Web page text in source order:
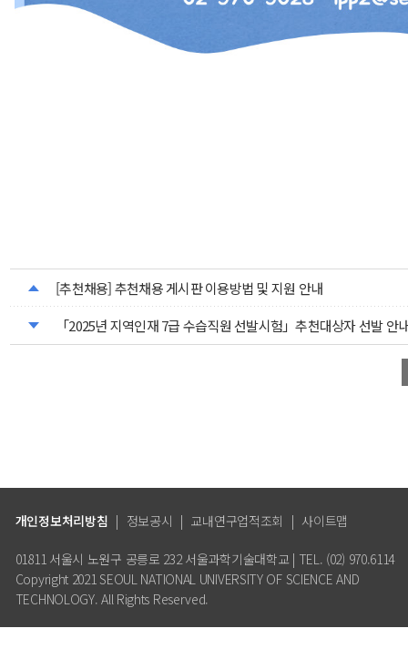
[추천채용] 추천채용 게시판 이용방법 및 지원 안내
「2025년 지역인재 7급 수습직원 선발시험」추천대상자 선발 안
개인정보처리방침 | 정보공시 | 교내연구업적조회 | 사이트맵
01811 서울시 노원구 공릉로 232 서울과학기술대학교 | TEL. (02) 970.6114
Copyright 2021 SEOUL NATIONAL UNIVERSITY OF SCIENCE AND
TECHNOLOGY. All Rights Reserved.